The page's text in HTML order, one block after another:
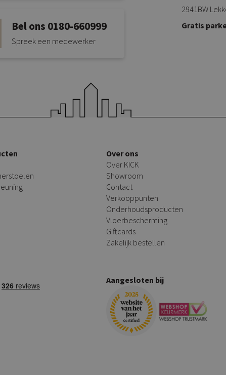
Bel ons 0180-660999
Spreek een medewerker
2941BW
Gratis
Over ons
Over KICK
Showroom
Contact
Verkooppunten
Onderhoudsproducten
Vloerbescherming
Giftcards
Zakelijk bestellen
Aangesloten bij